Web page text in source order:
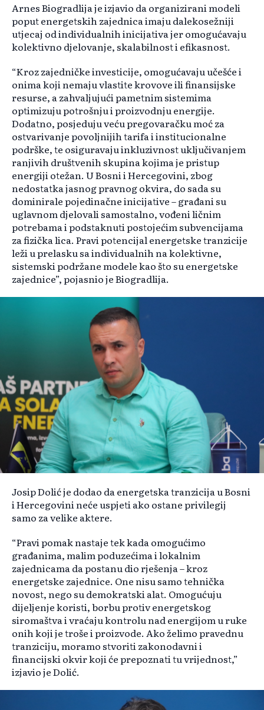
Arnes Biogradlija je izjavio da organizirani modeli
poput energetskih zajednica imaju dalekosežniji
utjecaj od individualnih inicijativa jer omogućavaju
kolektivno djelovanje, skalabilnost i efikasnost.
“Kroz zajedničke investicije, omogućavaju učešće i
onima koji nemaju vlastite krovove ili finansijske
resurse, a zahvaljujući pametnim sistemima
optimizuju potrošnju i proizvodnju energije.
Dodatno, posjeduju veću pregovaračku moć za
ostvarivanje povoljnijih tarifa i institucionalne
podrške, te osiguravaju inkluzivnost uključivanjem
ranjivih društvenih skupina kojima je pristup
energiji otežan. U Bosni i Hercegovini, zbog
nedostatka jasnog pravnog okvira, do sada su
dominirale pojedinačne inicijative – građani su
uglavnom djelovali samostalno, vođeni ličnim
potrebama i podstaknuti postojećim subvencijama
za fizička lica. Pravi potencijal energetske tranzicije
leži u prelasku sa individualnih na kolektivne,
sistemski podržane modele kao što su energetske
zajednice”, pojasnio je Biogradlija.
Josip Dolić je dodao da energetska tranzicija u Bosni
i Hercegovini neće uspjeti ako ostane privilegij
samo za velike aktere.
“Pravi pomak nastaje tek kada omogućimo
građanima, malim poduzećima i lokalnim
zajednicama da postanu dio rješenja – kroz
energetske zajednice. One nisu samo tehnička
novost, nego su demokratski alat. Omogućuju
dijeljenje koristi, borbu protiv energetskog
siromaštva i vraćaju kontrolu nad energijom u ruke
onih koji je troše i proizvode. Ako želimo pravednu
tranziciju, moramo stvoriti zakonodavni i
financijski okvir koji će prepoznati tu vrijednost,”
izjavio je Dolić.